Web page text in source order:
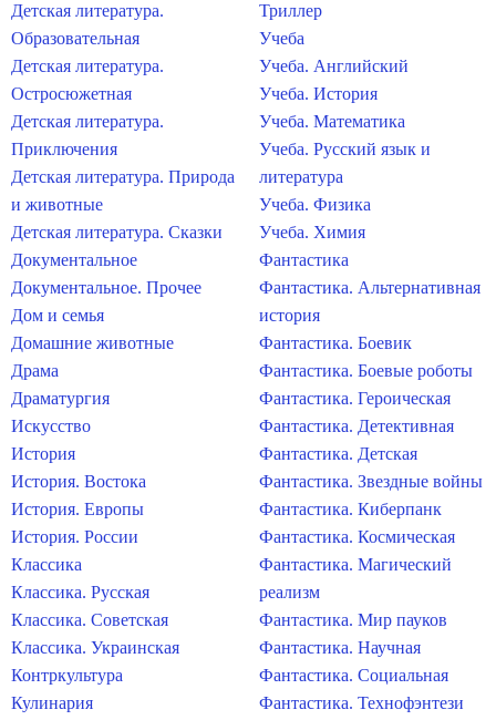
Детская литература.
Образовательная
Детская литература.
Остросюжетная
Детская литература.
Приключения
Детская литература. Природа
и животные
Детская литература. Сказки
Документальное
Документальное. Прочее
Дом и семья
Домашние животные
Драма
Драматургия
Искусство
История
История. Востока
История. Европы
История. России
Классика
Классика. Русская
Классика. Советская
Классика. Украинская
Контркультура
Кулинария
Триллер
Учеба
Учеба. Английский
Учеба. История
Учеба. Математика
Учеба. Русский язык и
литература
Учеба. Физика
Учеба. Химия
Фантастика
Фантастика. Альтернативная
история
Фантастика. Боевик
Фантастика. Боевые роботы
Фантастика. Героическая
Фантастика. Детективная
Фантастика. Детская
Фантастика. Звездные войны
Фантастика. Киберпанк
Фантастика. Космическая
Фантастика. Магический
реализм
Фантастика. Мир пауков
Фантастика. Научная
Фантастика. Социальная
Фантастика. Технофэнтези